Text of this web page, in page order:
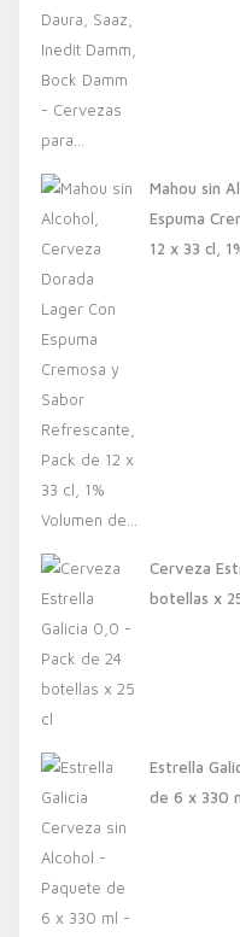
Mahou sin
Espuma
12 x 33 cl,
Cerveza
botellas x
Estrella
de 6 x 330